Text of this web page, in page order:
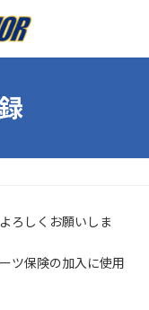
ろしくお願いしま
ツ保険の加入に使用